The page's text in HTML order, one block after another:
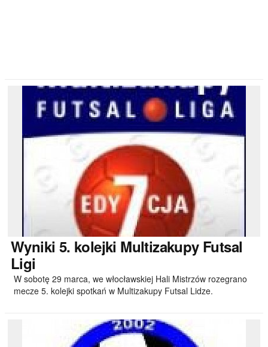
Wyniki 5. kolejki Multizakupy Futsal
Ligi
W sobotę 29 marca, we włocławskiej Hali Mistrzów rozegrano
mecze 5. kolejki spotkań w Multizakupy Futsal Lidze.